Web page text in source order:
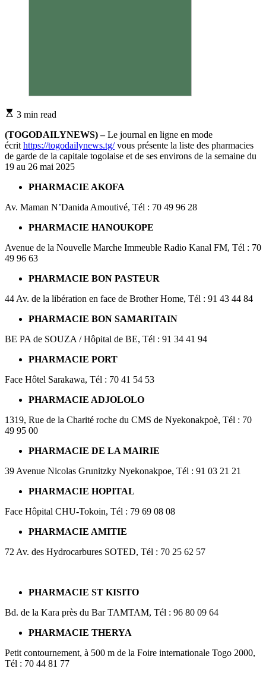
Estimated
time
3 min read
(TOGODAILYNEWS) –Le journal en ligne en mode
écrit https://togodailynews.tg/vous présente la liste des pharmacies
de garde de la capitale togolaise et de ses environs de la semaine du
19 au 26 mai 2025
PHARMACIE AKOFA
Av. Maman N’Danida Amoutivé, Tél : 70 49 96 28
PHARMACIE HANOUKOPE
Avenue de la Nouvelle Marche Immeuble Radio Kanal FM, Tél : 70
49 96 63
PHARMACIE BON PASTEUR
44 Av. de la libération en face de Brother Home, Tél : 91 43 44 84
PHARMACIE BON SAMARITAIN
BE PA de SOUZA / Hôpital de BE, Tél : 91 34 41 94
PHARMACIE PORT
Face Hôtel Sarakawa, Tél : 70 41 54 53
PHARMACIE ADJOLOLO
1319, Rue de la Charité roche du CMS de Nyekonakpoè, Tél : 70
49 95 00
PHARMACIE DE LA MAIRIE
39 Avenue Nicolas Grunitzky Nyekonakpoe, Tél : 91 03 21 21
PHARMACIE HOPITAL
Face Hôpital CHU-Tokoin, Tél : 79 69 08 08
PHARMACIE AMITIE
72 Av. des Hydrocarbures SOTED, Tél : 70 25 62 57
PHARMACIE ST KISITO
Bd. de la Kara près du Bar TAMTAM, Tél : 96 80 09 64
PHARMACIE THERYA
Petit contournement, à 500 m de la Foire internationale Togo 2000,
Tél : 70 44 81 77